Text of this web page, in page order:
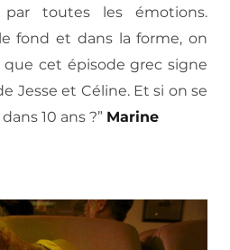
par toutes les émotions.
fond et dans la forme, on
cet épisode grec signe
Jesse et Céline. Et si on se
10 ans ?” Marine